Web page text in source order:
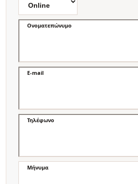
Ονοματεπώνυμο
E-mail
Τηλέφωνο
Μήνυμα